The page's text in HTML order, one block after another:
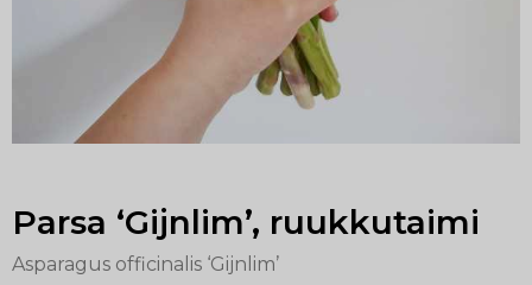
Parsa ‘Gijnlim’, ruukkutaimi
Asparagus officinalis ‘Gijnlim’